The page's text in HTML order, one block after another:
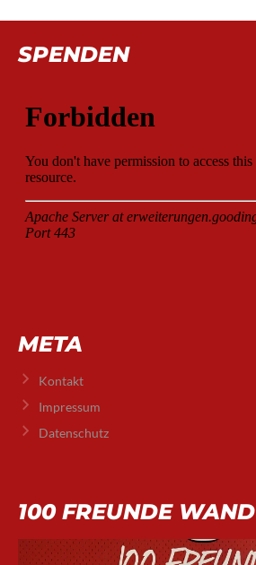
SPENDEN
META
Kontakt
Impressum
Datenschutz
100 FREUNDE WAND